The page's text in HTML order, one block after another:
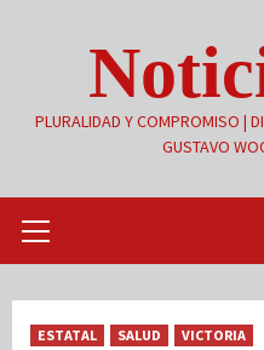
PLURALIDAD Y COMPROMISO |
GUSTAVO
primario
ESTATAL SALUD VICTORIA